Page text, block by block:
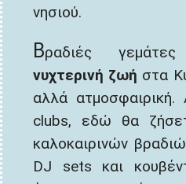
νησιού.
Βραδιές
νυχτερινή ζωή στα
αλλά ατμοσφαιρική.
clubs, εδώ θα
καλοκαιρινών
DJ sets και